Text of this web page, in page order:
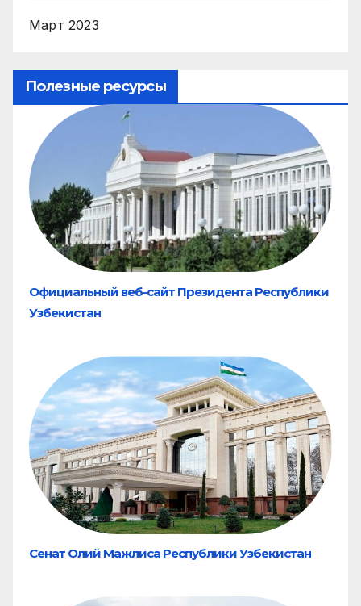
Март 2023
Полезные ресурсы
Официальный веб-сайт Президента Республики
Узбекистан
Сенат Олий Мажлиса Республики Узбекистан